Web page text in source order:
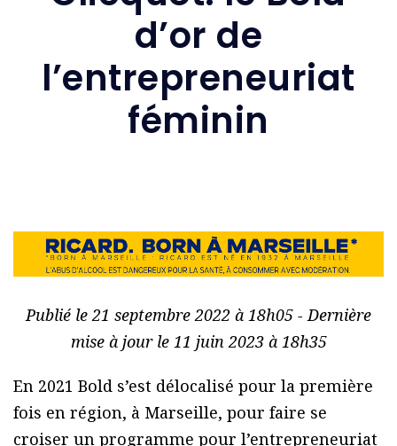
d’or de
l’entrepreneuriat
féminin
Publié le 21 septembre 2022 à 18h05 - Dernière
mise à jour le 11 juin 2023 à 18h35
En 2021 Bold s’est délocalisé pour la première
fois en région, à Marseille, pour faire se
croiser un programme pour l’entrepreneuriat